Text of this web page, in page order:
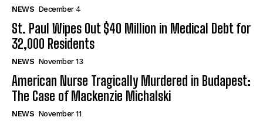
NEWS December 4
St. Paul Wipes Out $40 Million in Medical Debt for
32,000 Residents
NEWS November 13
American Nurse Tragically Murdered in Budapest:
The Case of Mackenzie Michalski
NEWS November 11